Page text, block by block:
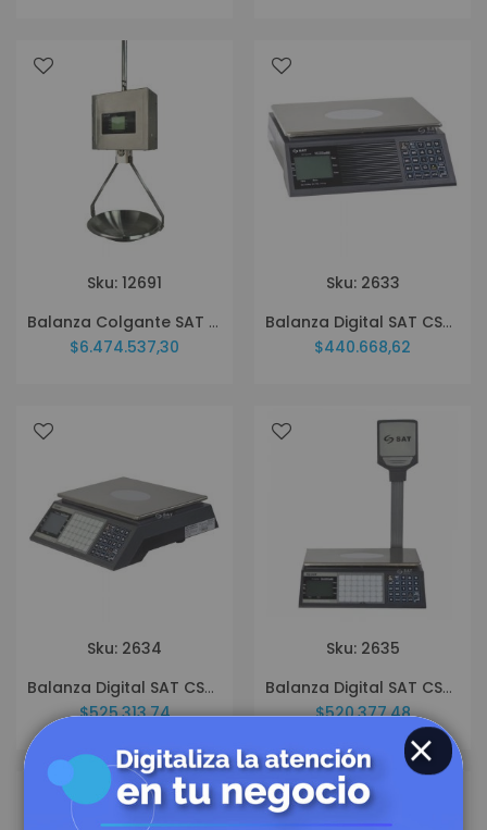
Sku: 12691
Balanza Colgante SAT PS30CE
$6.474.537,30
Sku: 2633
Balanza Digital SAT CS30
$440.668,62
Sku: 2634
Balanza Digital SAT CS30H
$525.313,74
Sku: 2635
Balanza Digital SAT CS30HT
$520.377,48
CERRAR